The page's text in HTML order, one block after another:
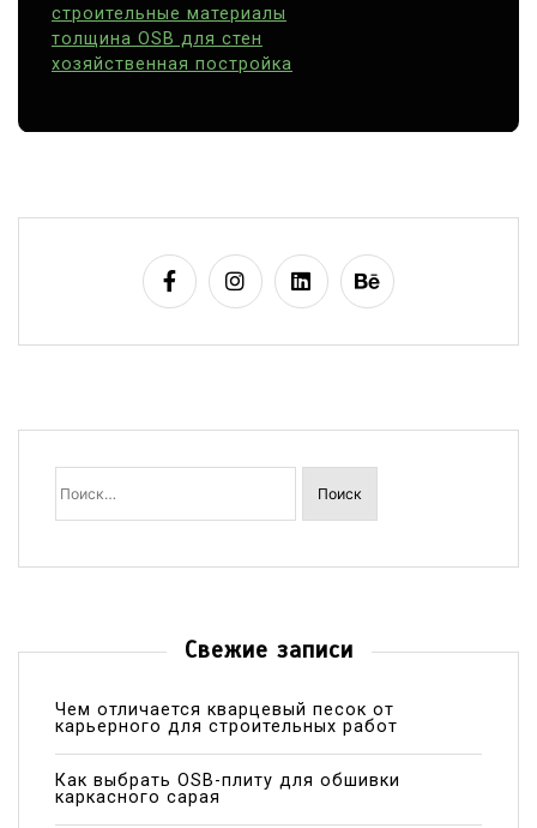
строительные материалы
толщина OSB для стен
хозяйственная постройка
Найти:
Свежие записи
Чем отличается кварцевый песок от
карьерного для строительных работ
Как выбрать OSB-плиту для обшивки
каркасного сарая